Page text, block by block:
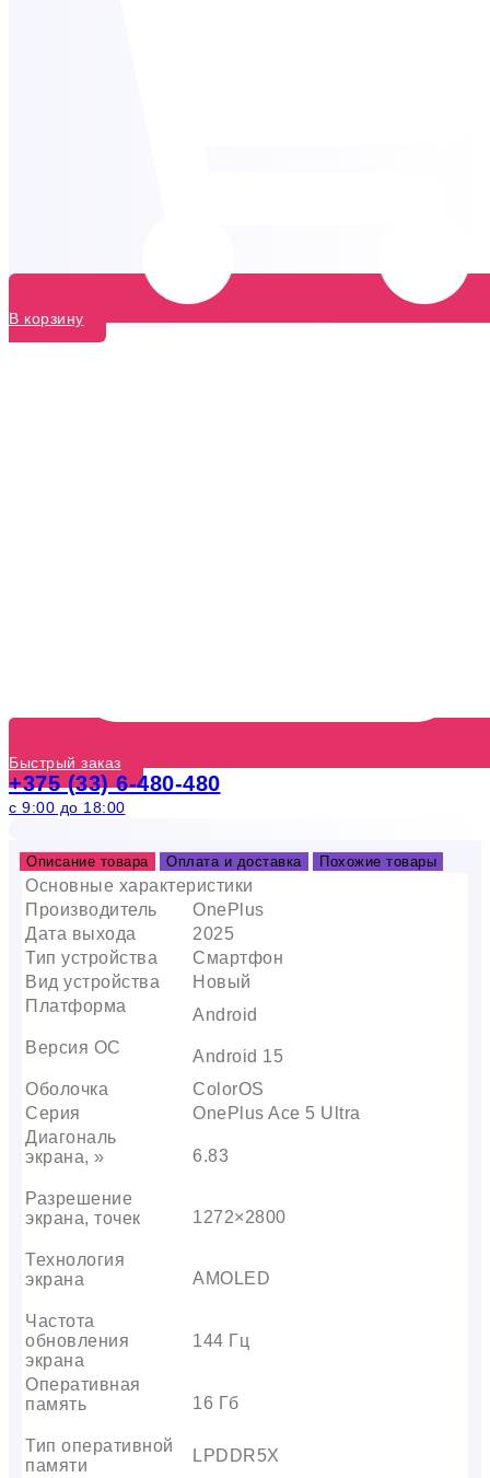
В корзину
Быстрый заказ
+375 (33) 6-480-480
с 9:00 до 18:00
Описание товара Оплата и доставка Похожие товары
Основные характеристики
Производитель
OnePlus
Дата выхода
2025
Тип устройства
Смартфон
Вид устройства
Новый
Платформа
Android
Версия ОС
Android 15
Оболочка
ColorOS
Серия
OnePlus Ace 5 Ultra
Диагональ
экрана, »
6.83
Разрешение
экрана, точек
1272×2800
Технология
экрана
AMOLED
Частота
обновления
экрана
144 Гц
Оперативная
память
16 Гб
Тип оперативной
памяти
LPDDR5X